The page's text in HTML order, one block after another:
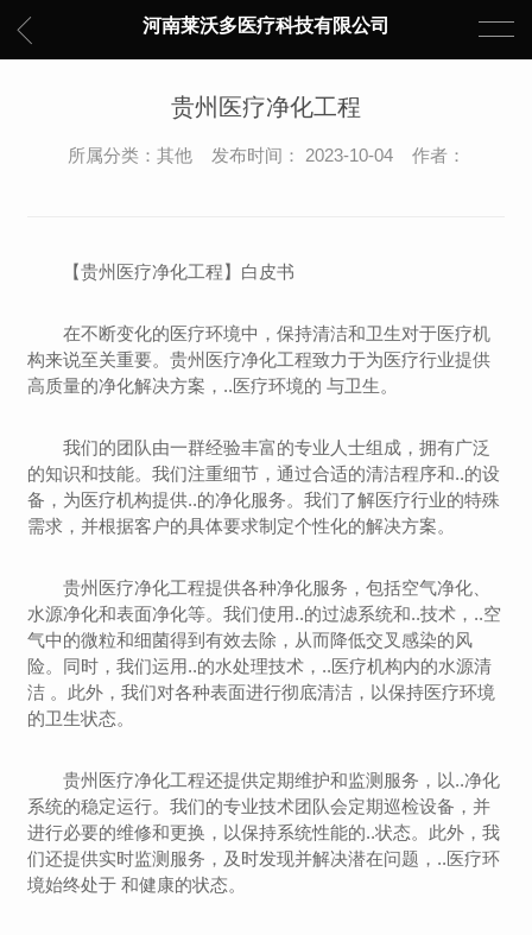
河南莱沃多医疗科技有限公司
贵州医疗净化工程
所属分类：其他 发布时间： 2023-10-04 作者：
【贵州医疗净化工程】白皮书
在不断变化的医疗环境中，保持清洁和卫生对于医疗机
构来说至关重要。贵州医疗净化工程致力于为医疗行业提供
高质量的净化解决方案，..医疗环境的 与卫生。
我们的团队由一群经验丰富的专业人士组成，拥有广泛
的知识和技能。我们注重细节，通过合适的清洁程序和..的设
备，为医疗机构提供..的净化服务。我们了解医疗行业的特殊
需求，并根据客户的具体要求制定个性化的解决方案。
贵州医疗净化工程提供各种净化服务，包括空气净化、
水源净化和表面净化等。我们使用..的过滤系统和..技术，..空
气中的微粒和细菌得到有效去除，从而降低交叉感染的风
险。同时，我们运用..的水处理技术，..医疗机构内的水源清
洁 。此外，我们对各种表面进行彻底清洁，以保持医疗环境
的卫生状态。
贵州医疗净化工程还提供定期维护和监测服务，以..净化
系统的稳定运行。我们的专业技术团队会定期巡检设备，并
进行必要的维修和更换，以保持系统性能的..状态。此外，我
们还提供实时监测服务，及时发现并解决潜在问题，..医疗环
境始终处于 和健康的状态。